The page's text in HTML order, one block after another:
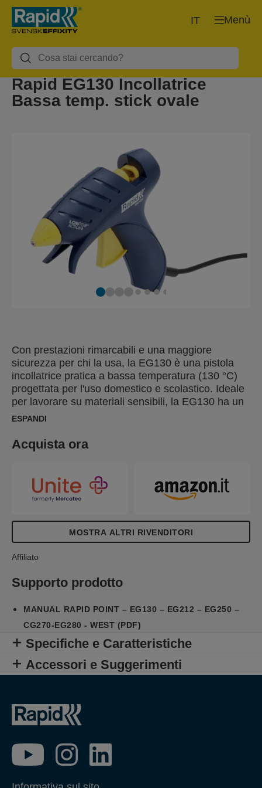
Menù
IT
Rapid EG130 Incollatrice
Bassa temp. stick ovale
Con prestazioni rimarcabili e una maggiore
sicurezza per chi la usa, la EG130 è una pistola
incollatrice pratica a bassa temperatura (130 °C)
progettata per l'uso domestico e scolastico. Ideale
per lavorare su materiali sensibili, la EG130 ha un
supporto integrato ed è dotata di protezione
ESPANDI
Acquista ora
MOSTRA ALTRI RIVENDITORI
Affiliato
Supporto prodotto
MANUAL RAPID POINT – EG130 – EG212 – EG250 –
CG270-EG280 - WEST (PDF)
Specifiche e Caratteristiche
Accessori e Suggerimenti